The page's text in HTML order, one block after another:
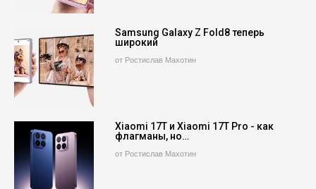
Samsung Galaxy Z Fold8 теперь
широкий
от Ростислав Махотин
Xiaomi 17T и Xiaomi 17T Pro - как
флагманы, но…
от Ростислав Махотин